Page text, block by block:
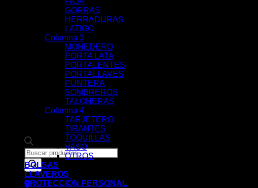
Products
search
GORRAS
HERRADURAS
LATIGO
Columna 3
MONEDERO
PORTA LATA
PORTALENTES
PORTALLAVES
PUNTERA
SOMBREROS
TALONERAS
Columna 4
TARJETERO
TIRANTES
TOQUILLAS
VASO
OTROS
BOLSAS
LLAVEROS
PROTECCIÓN PERSONAL